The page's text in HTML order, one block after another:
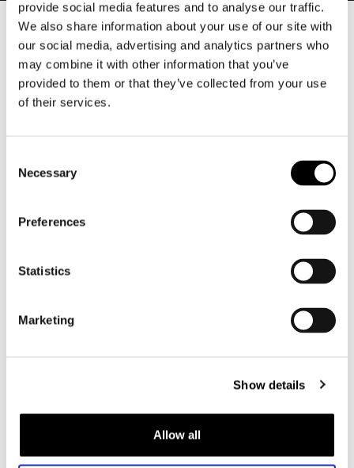
provide social media features and to analyse our traffic.
We also share information about your use of our site with
our social media, advertising and analytics partners who
may combine it with other information that you’ve
provided to them or that they’ve collected from your use
of their services.
Selection
Necessary
Preferences
Statistics
Marketing
Show details
Allow all
Motorkleding heren
Motorjas heren
Motorbroek heren
Motorhoodie heren
Motorhelm heren
Motorschoenen heren
Motorjas dames
Motorpak dames